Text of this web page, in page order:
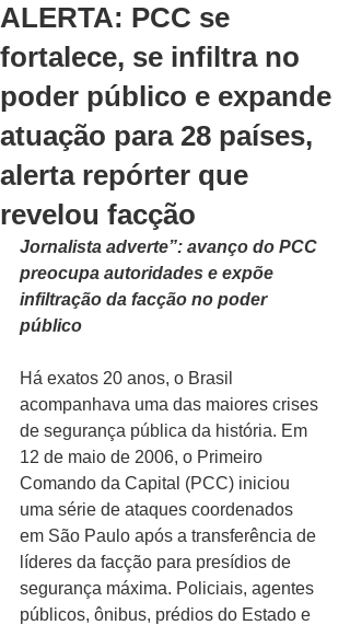
ALERTA: PCC se
fortalece, se infiltra no
poder público e expande
atuação para 28 países,
alerta repórter que
revelou facção
Jornalista adverte”: avanço do PCC
preocupa autoridades e expõe
infiltração da facção no poder
público
Há exatos 20 anos, o Brasil
acompanhava uma das maiores crises
de segurança pública da história. Em
12 de maio de 2006, o Primeiro
Comando da Capital (PCC) iniciou
uma série de ataques coordenados
em São Paulo após a transferência de
líderes da facção para presídios de
segurança máxima. Policiais, agentes
públicos, ônibus, prédios do Estado e